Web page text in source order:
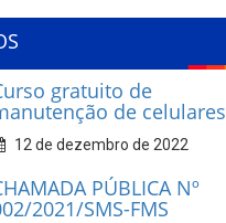
gratuito de
de celulares
12 de dezembro de 2022
PÚBLICA Nº
2021/SMS-FMS